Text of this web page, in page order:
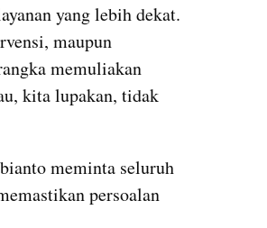
yang lebih dekat.
maupun
memuliakan
kita lupakan, tidak
meminta seluruh
persoalan